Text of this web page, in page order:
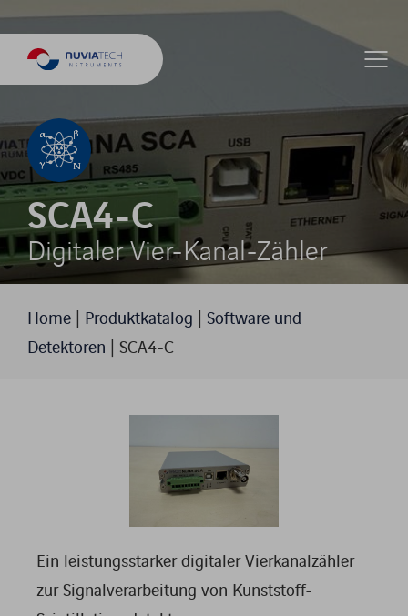
SCA4-C
Digitaler Vier-Kanal-Zähler
Home | Produktkatalog | Software und
Detektoren | SCA4-C
Ein leistungsstarker digitaler Vierkanalzähler
zur Signalverarbeitung von Kunststoff-